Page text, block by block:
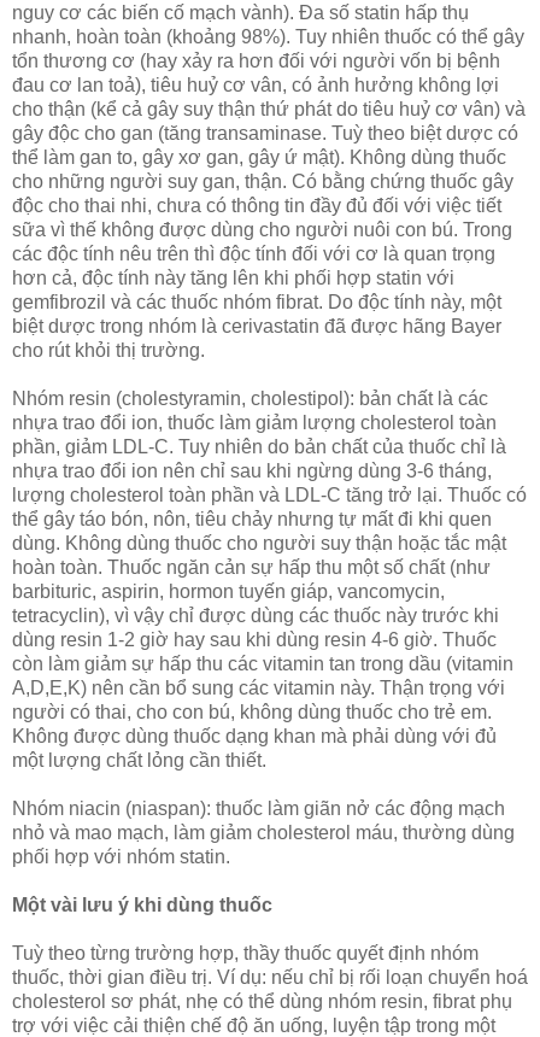
nguy cơ các biến cố mạch vành). Đa số statin hấp thụ
nhanh, hoàn toàn (khoảng 98%). Tuy nhiên thuốc có thể gây
tổn thương cơ (hay xảy ra hơn đối với người vốn bị bệnh
đau cơ lan toả), tiêu huỷ cơ vân, có ảnh hưởng không lợi
cho thận (kể cả gây suy thận thứ phát do tiêu huỷ cơ vân) và
gây độc cho gan (tăng transaminase. Tuỳ theo biệt dược có
thể làm gan to, gây xơ gan, gây ứ mật). Không dùng thuốc
cho những người suy gan, thận. Có bằng chứng thuốc gây
độc cho thai nhi, chưa có thông tin đầy đủ đối với việc tiết
sữa vì thế không được dùng cho người nuôi con bú. Trong
các độc tính nêu trên thì độc tính đối với cơ là quan trọng
hơn cả, độc tính này tăng lên khi phối hợp statin với
gemfibrozil và các thuốc nhóm fibrat. Do độc tính này, một
biệt dược trong nhóm là cerivastatin đã được hãng Bayer
cho rút khỏi thị trường.
Nhóm resin (cholestyramin, cholestipol): bản chất là các
nhựa trao đổi ion, thuốc làm giảm lượng cholesterol toàn
phần, giảm LDL-C. Tuy nhiên do bản chất của thuốc chỉ là
nhựa trao đổi ion nên chỉ sau khi ngừng dùng 3-6 tháng,
lượng cholesterol toàn phần và LDL-C tăng trở lại. Thuốc có
thể gây táo bón, nôn, tiêu chảy nhưng tự mất đi khi quen
dùng. Không dùng thuốc cho người suy thận hoặc tắc mật
hoàn toàn. Thuốc ngăn cản sự hấp thu một số chất (như
barbituric, aspirin, hormon tuyến giáp, vancomycin,
tetracyclin), vì vậy chỉ được dùng các thuốc này trước khi
dùng resin 1-2 giờ hay sau khi dùng resin 4-6 giờ. Thuốc
còn làm giảm sự hấp thu các vitamin tan trong dầu (vitamin
A,D,E,K) nên cần bổ sung các vitamin này. Thận trọng với
người có thai, cho con bú, không dùng thuốc cho trẻ em.
Không được dùng thuốc dạng khan mà phải dùng với đủ
một lượng chất lỏng cần thiết.
Nhóm niacin (niaspan): thuốc làm giãn nở các động mạch
nhỏ và mao mạch, làm giảm cholesterol máu, thường dùng
phối hợp với nhóm statin.
Một vài lưu ý khi dùng thuốc
Tuỳ theo từng trường hợp, thầy thuốc quyết định nhóm
thuốc, thời gian điều trị. Ví dụ: nếu chỉ bị rối loạn chuyển hoá
cholesterol sơ phát, nhẹ có thể dùng nhóm resin, fibrat phụ
trợ với việc cải thiện chế độ ăn uống, luyện tập trong một